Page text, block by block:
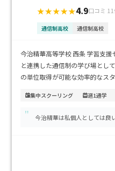
★★★★★4.9口コミ
通信制高校 通信制高校
今治精華高等学校 西条 学習支
と連携した通信制の学び場とし
の単位取得が可能な効率的なス
の単位制を活用しながら、予備
礎からしっかり学べる体制が整
通信制の費用を合わせても通い
集中スクーリング 週1通学
" 今治精華は私個人としては良